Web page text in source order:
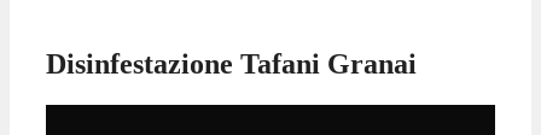
Disinfestazione Tafani Granai